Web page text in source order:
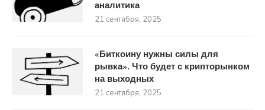
аналитика
21 сентября, 2025
«Биткоину нужны силы для
рывка». Что будет с крипторынком
на выходных
21 сентября, 2025